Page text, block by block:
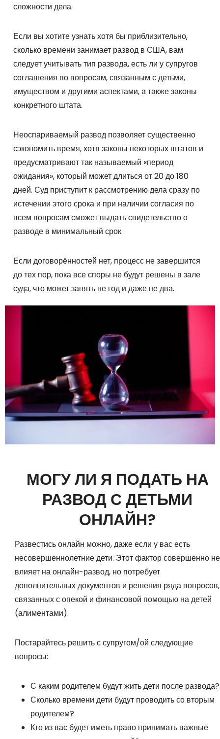
сложности дела.
Если вы хотите узнать хотя бы приблизительно,
сколько времени занимает развод в США, вам
следует учитывать тип развода, есть ли у супругов
соглашения по вопросам, связанным с детьми,
имуществом и другими аспектами, а также законы
конкретного штата.
Неоспариваемый развод позволяет существенно
сэкономить время, хотя законы некоторых штатов и
предусматривают так называемый «период
ожидания», который может длиться от 20 до 180
дней. Суд приступит к рассмотрению дела сразу по
истечении этого срока и при наличии согласия по
всем вопросам сможет выдать свидетельство о
разводе в минимальный срок.
Если договорённостей нет, процесс не завершится
до тех пор, пока все споры не будут решены в зале
суда, что может занять не год и даже не два.
МОГУ ЛИ Я ПОДАТЬ НА
РАЗВОД С ДЕТЬМИ
ОНЛАЙН?
Развестись онлайн можно, даже если у вас есть
несовершеннолетние дети. Этот фактор совершенно не
влияет на онлайн-развод, но потребует
дополнительных документов и решения ряда вопросов,
связанных с опекой и финансовой помощью на детей
(алиментами).
Постарайтесь решить с супругом/ой следующие
вопросы:
С каким родителем будут жить дети после развода?
Сколько времени дети будут проводить со вторым
родителем?
Кто из вас будет иметь право принимать важные